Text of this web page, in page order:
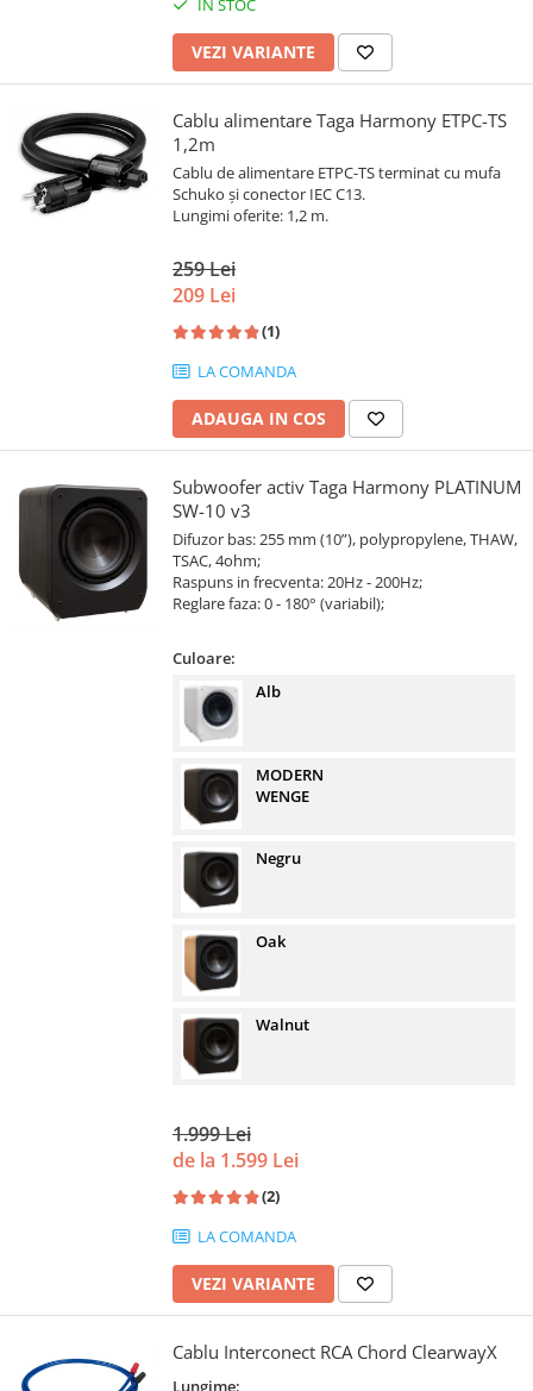
IN STOC
VEZI VARIANTE
Cablu alimentare Taga Harmony ETPC-TS
1,2m
Cablu de alimentare ETPC-TS terminat cu mufa
Schuko și conector IEC C13.
Lungimi oferite: 1,2 m.
259 Lei
209 Lei
(1)
LA COMANDA
ADAUGA IN COS
Subwoofer activ Taga Harmony PLATINUM
SW-10 v3
Difuzor bas: 255 mm (10”), polypropylene, THAW,
TSAC, 4ohm;
Raspuns in frecventa: 20Hz - 200Hz;
Reglare faza: 0 - 180° (variabil);
Culoare:
Alb
MODERN
WENGE
Negru
Oak
Walnut
1.999 Lei
de la 1.599 Lei
(2)
LA COMANDA
VEZI VARIANTE
Cablu Interconect RCA Chord ClearwayX